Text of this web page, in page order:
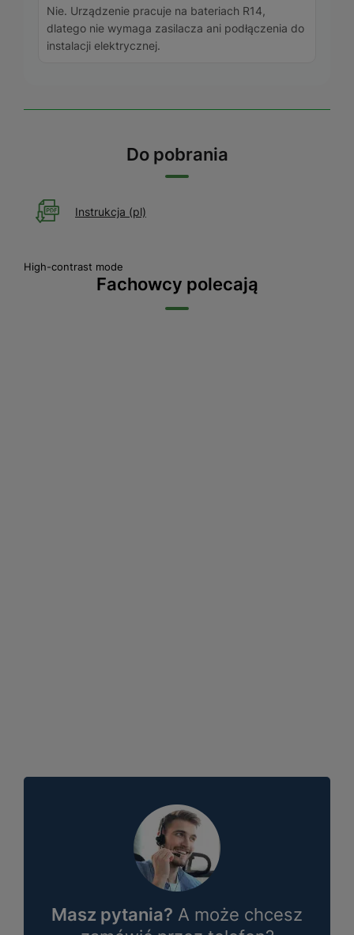
Nie. Urządzenie pracuje na bateriach R14,
dlatego nie wymaga zasilacza ani podłączenia do
instalacji elektrycznej.
Do pobrania
Instrukcja (pl)
High-contrast mode
Fachowcy polecają
Masz pytania? A może chcesz